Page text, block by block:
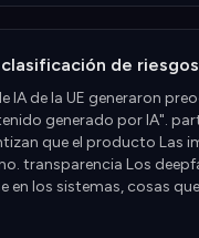
clasificación de
IA de la UE generaron
generado por IA".
que el producto Las
transparencia Los
en los sistemas, cosas